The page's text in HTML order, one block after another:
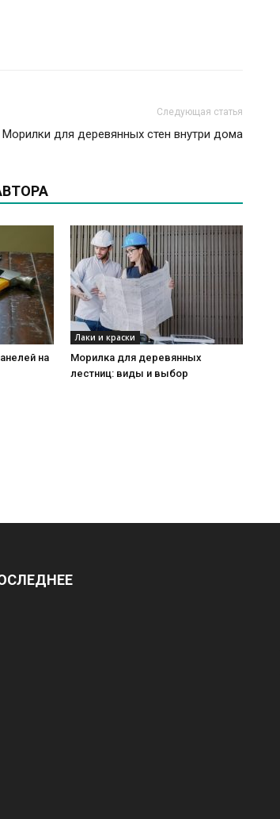
Следующая статья
Морилки для деревянных стен внутри дома
на
Лаки и краски
Морилка для деревянных
лестниц: виды и выбор